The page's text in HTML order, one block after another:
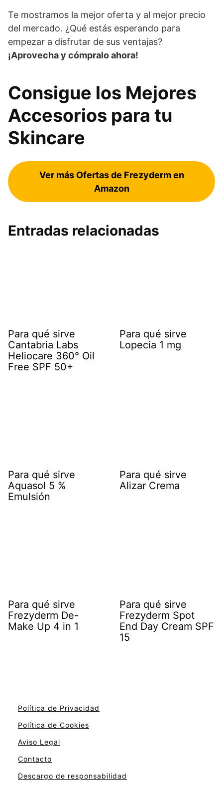
Te mostramos la mejor oferta y al mejor precio
del mercado. ¿Qué estás esperando para
empezar a disfrutar de sus ventajas?
¡Aprovecha y cómpralo ahora!
Consigue los Mejores
Accesorios para tu
Skincare
Ver más Ofertas de Frezyderm en
Amazon
Entradas relacionadas
Para qué sirve
Cantabria Labs
Heliocare 360° Oil
Free SPF 50+
Para qué sirve
Lopecia 1 mg
Para qué sirve
Aquasol 5 %
Emulsión
Para qué sirve
Alizar Crema
Para qué sirve
Frezyderm De-
Make Up 4 in 1
Para qué sirve
Frezyderm Spot
End Day Cream SPF
15
Política de Privacidad
Política de Cookies
Aviso Legal
Contacto
Descargo de responsabilidad